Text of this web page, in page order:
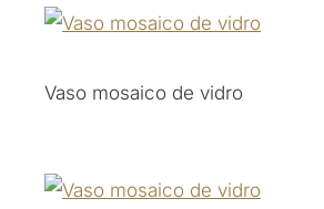
Vaso mosaico de vidro